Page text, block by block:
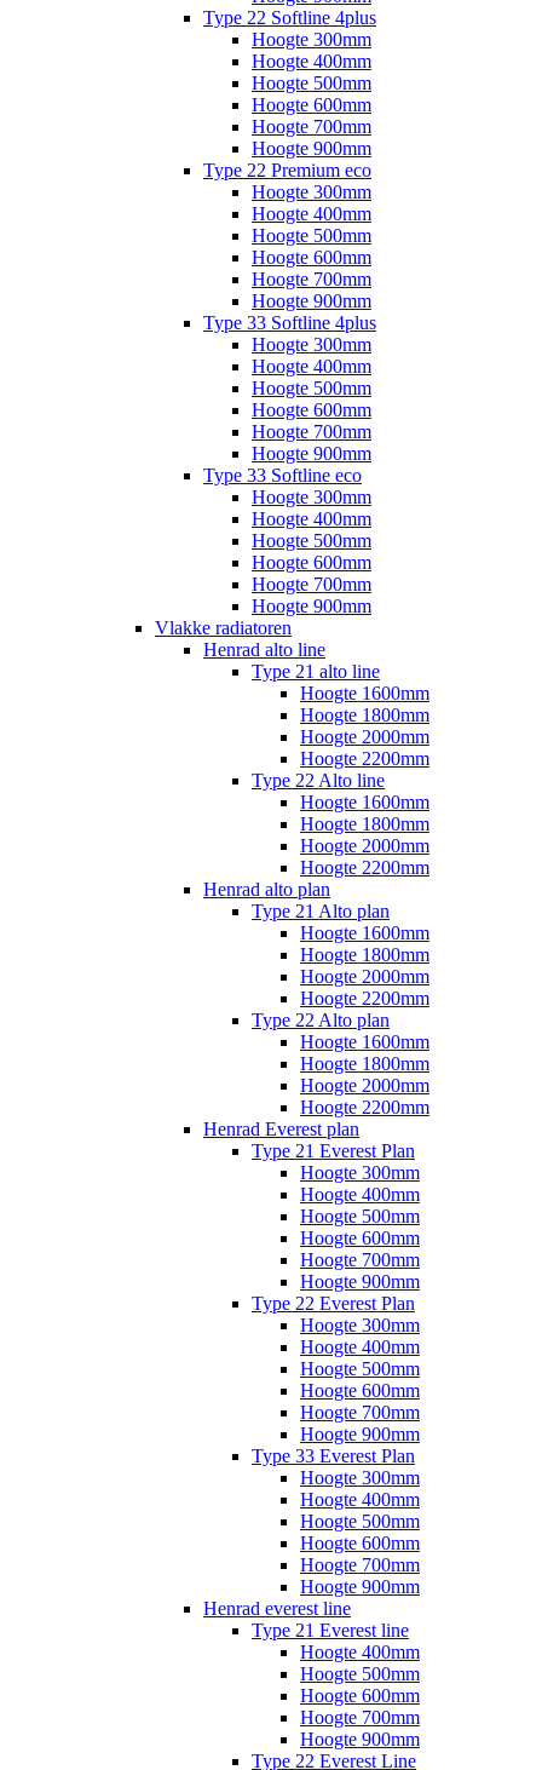
Type 22 Softline 4plus
Hoogte 300mm
Hoogte 400mm
Hoogte 500mm
Hoogte 600mm
Hoogte 700mm
Hoogte 900mm
Type 22 Premium eco
Hoogte 300mm
Hoogte 400mm
Hoogte 500mm
Hoogte 600mm
Hoogte 700mm
Hoogte 900mm
Type 33 Softline 4plus
Hoogte 300mm
Hoogte 400mm
Hoogte 500mm
Hoogte 600mm
Hoogte 700mm
Hoogte 900mm
Type 33 Softline eco
Hoogte 300mm
Hoogte 400mm
Hoogte 500mm
Hoogte 600mm
Hoogte 700mm
Hoogte 900mm
Vlakke radiatoren
Henrad alto line
Type 21 alto line
Hoogte 1600mm
Hoogte 1800mm
Hoogte 2000mm
Hoogte 2200mm
Type 22 Alto line
Hoogte 1600mm
Hoogte 1800mm
Hoogte 2000mm
Hoogte 2200mm
Henrad alto plan
Type 21 Alto plan
Hoogte 1600mm
Hoogte 1800mm
Hoogte 2000mm
Hoogte 2200mm
Type 22 Alto plan
Hoogte 1600mm
Hoogte 1800mm
Hoogte 2000mm
Hoogte 2200mm
Henrad Everest plan
Type 21 Everest Plan
Hoogte 300mm
Hoogte 400mm
Hoogte 500mm
Hoogte 600mm
Hoogte 700mm
Hoogte 900mm
Type 22 Everest Plan
Hoogte 300mm
Hoogte 400mm
Hoogte 500mm
Hoogte 600mm
Hoogte 700mm
Hoogte 900mm
Type 33 Everest Plan
Hoogte 300mm
Hoogte 400mm
Hoogte 500mm
Hoogte 600mm
Hoogte 700mm
Hoogte 900mm
Henrad everest line
Type 21 Everest line
Hoogte 400mm
Hoogte 500mm
Hoogte 600mm
Hoogte 700mm
Hoogte 900mm
Type 22 Everest Line